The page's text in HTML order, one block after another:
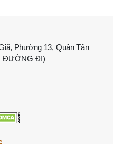
Phường 13, Quận Tân
ĐƯỜNG ĐI)